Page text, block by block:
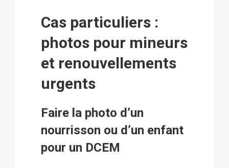
Cas particuliers :
photos pour mineurs
et renouvellements
urgents
Faire la photo d’un
nourrisson ou d’un enfant
pour un DCEM